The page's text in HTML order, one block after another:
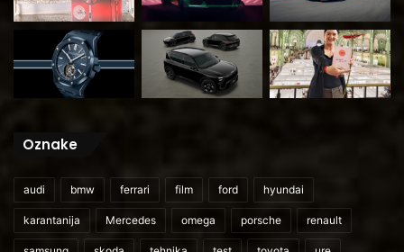
Oznake
audi bmw ferrari film ford hyundai
karantanija Mercedes omega porsche renault